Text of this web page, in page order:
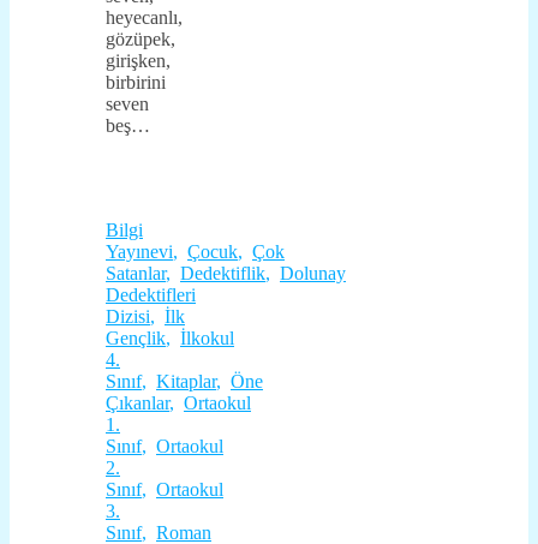
heyecanlı,
gözüpek,
girişken,
birbirini
seven
beş…
Bilgi
Yayınevi, Çocuk, Çok
Satanlar, Dedektiflik, Dolunay
Dedektifleri
Dizisi, İlk
Gençlik, İlkokul
4.
Sınıf, Kitaplar, Öne
Çıkanlar, Ortaokul
1.
Sınıf, Ortaokul
2.
Sınıf, Ortaokul
3.
Sınıf, Roman